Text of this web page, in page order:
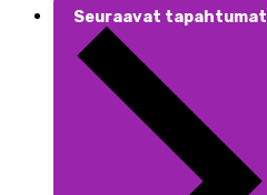
Seuraavat tapahtumat